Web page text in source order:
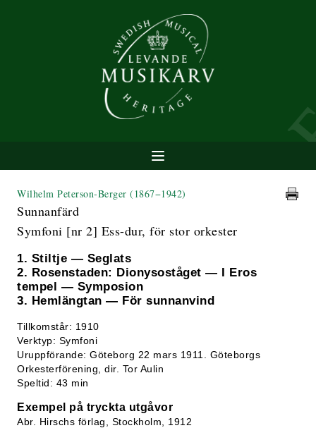
Wilhelm Peterson-Berger (1867−1942)
Sunnanfärd
Symfoni [nr 2] Ess-dur, för stor orkester
1. Stiltje — Seglats
2. Rosenstaden: Dionysoståget — I Eros
tempel — Symposion
3. Hemlängtan — För sunnanvind
Tillkomstår: 1910
Verktyp: Symfoni
Uruppförande: Göteborg 22 mars 1911. Göteborgs
Orkesterförening, dir. Tor Aulin
Speltid: 43 min
Exempel på tryckta utgåvor
Abr. Hirschs förlag, Stockholm, 1912